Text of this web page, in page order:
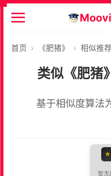
首页 › 《肥猪》 › 相似推荐
类似《肥猪
基于相似度算法